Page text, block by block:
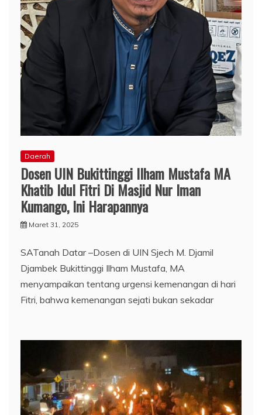
Daerah
Dosen UIN Bukittinggi Ilham Mustafa MA
Khatib Idul Fitri Di Masjid Nur Iman
Kumango, Ini Harapannya
Maret 31, 2025
SATanah Datar –Dosen di UIN Sjech M. Djamil
Djambek Bukittinggi Ilham Mustafa, MA
menyampaikan tentang urgensi kemenangan di hari
Fitri, bahwa kemenangan sejati bukan sekadar